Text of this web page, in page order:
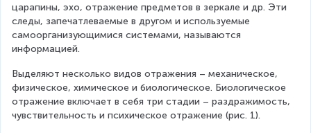
царапины, эхо, отражение предметов в зеркале и др. Эти
следы, запечатлеваемые в другом и используемые
самоорганизующимися системами, называются
информацией.
Выделяют несколько видов отражения – механическое,
физическое, химическое и биологическое. Биологическое
отражение включает в себя три стадии – раздражимость,
чувствительность и психическое отражение (рис. 1).